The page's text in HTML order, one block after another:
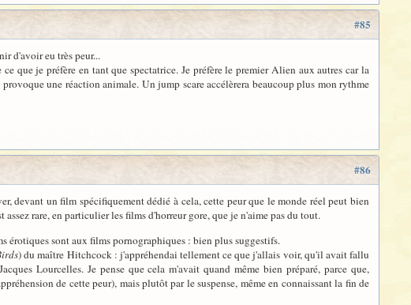
#85
d'avoir eu très peur...
que je préfère en tant que spectatrice. Je préfère le premier Alien aux autres car la
une réaction animale. Un jump scare accélèrera beaucoup plus mon rythme
#86
devant un film spécifiquement dédié à cela, cette peur que le monde réel peut bien
rare, en particulier les films d'horreur gore, que je n'aime pas du tout.
érotiques sont aux films pornographiques : bien plus suggestifs.
) du maître Hitchcock : j'appréhendai tellement ce que j'allais voir, qu'il avait fallu
Lourcelles. Je pense que cela m'avait quand même bien préparé, parce que,
de cette peur), mais plutôt par le suspense, même en connaissant la fin de